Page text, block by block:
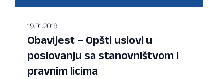
19.01.2018
Obavijest – Opšti uslovi u
poslovanju sa stanovništvom i
pravnim licima